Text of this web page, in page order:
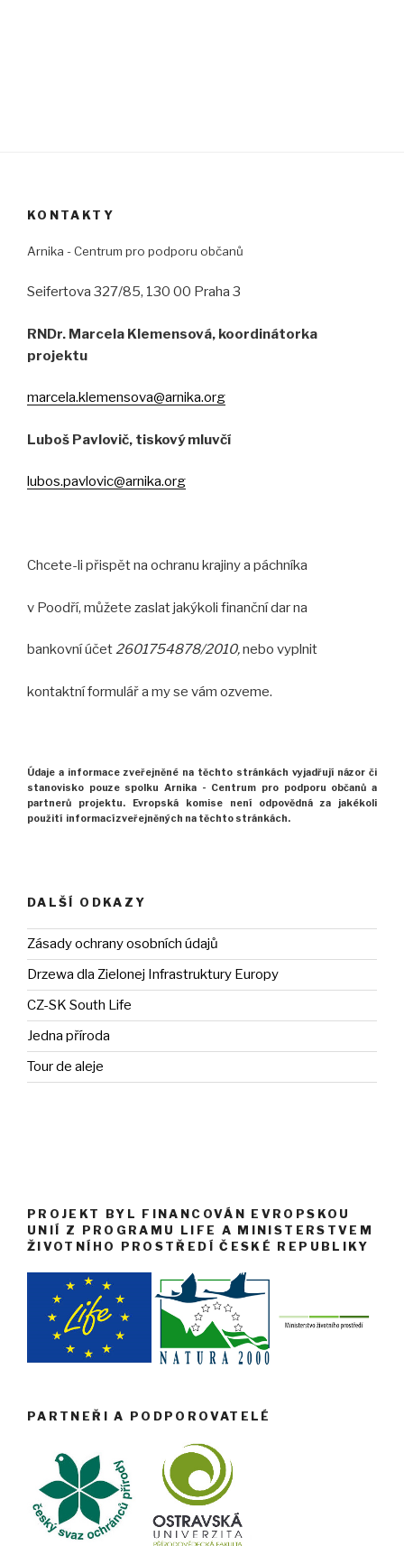
KONTAKTY
Arnika - Centrum pro podporu občanů
Seifertova 327/85, 130 00 Praha 3
RNDr. Marcela Klemensová, koordinátorka
projektu
marcela.klemensova@arnika.org
Luboš Pavlovič, tiskový mluvčí
lubos.pavlovic@arnika.org
Chcete-li přispět na ochranu krajiny a páchníka
v Poodří, můžete zaslat jakýkoli finanční dar na
bankovní účet2601754878/2010,nebo vyplnit
kontaktní formulář a my se vám ozveme.
Údaje a informace zveřejněné na těchto stránkách vyjadřují názor či
stanovisko pouze spolku Arnika - Centrum pro podporu občanůa
partnerů projektu. Evropská komise není odpovědná za jakékoli
použití informací zveřejněných na těchto stránkách.
DALŠÍ ODKAZY
Zásady ochrany osobních údajů
Drzewa dla Zielonej Infrastruktury Europy
CZ-SK South Life
Jedna příroda
Tour de aleje
PROJEKT BYL FINANCOVÁN EVROPSKOU
UNIÍ Z PROGRAMU LIFE A MINISTERSTVEM
ŽIVOTNÍHO PROSTŘEDÍ ČESKÉ REPUBLIKY
PARTNEŘI A PODPOROVATELÉ